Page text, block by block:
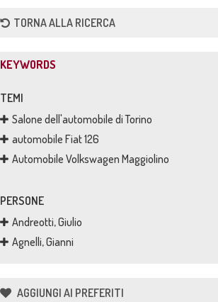
TORNA ALLA RICERCA
KEYWORDS
TEMI
Salone dell'automobile di Torino
automobile Fiat 126
Automobile Volkswagen Maggiolino
PERSONE
Andreotti, Giulio
Agnelli, Gianni
AGGIUNGI AI PREFERITI